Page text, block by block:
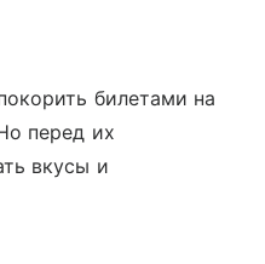
билетами на
перед их
вкусы и